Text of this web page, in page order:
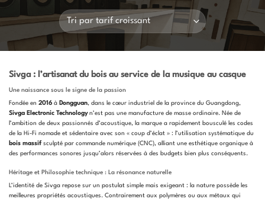
Sivga : l’artisanat du bois au service de la musique au casque
Une naissance sous le signe de la passion
Fondée en 2016 à Dongguan, dans le cœur industriel de la province du Guangdong,
Sivga Electronic Technologyn’est pas une manufacture de masse ordinaire. Née de
l’ambition de deux passionnés d’acoustique, la marque a rapidement bousculé les codes
de la Hi-Fi nomade et sédentaire avec son « coup d’éclat » : l’utilisation systématique du
bois massif sculpté par commande numérique (CNC), alliant une esthétique organique à
des performances sonores jusqu’alors réservées à des budgets bien plus conséquents.
Héritage et Philosophie technique : La résonance naturelle
L’identité de Sivga repose sur un postulat simple mais exigeant : la nature possède les
meilleures propriétés acoustiques. Contrairement aux polymères ou aux métaux qui